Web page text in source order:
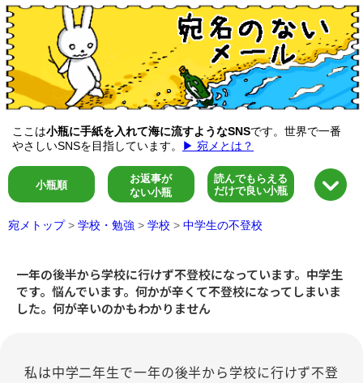
ここは小瓶に手紙を入れて海に流すようなSNSです。世界で一番
やさしいSNSを目指しています。
▶ 宛メとは？
小瓶順
お返事が
ない小瓶
読んでもらえる
だけで良い小瓶
宛メトップ > 学校・勉強 > 学校 > 中学生の不登校
一年の後半から学校に行けず不登校になっています。中学生
です。悩んでいます。何かが辛くて不登校になってしまいま
した。何が辛いのかもわかりません
私は中学二年生で一年の後半から学校に行けず不登